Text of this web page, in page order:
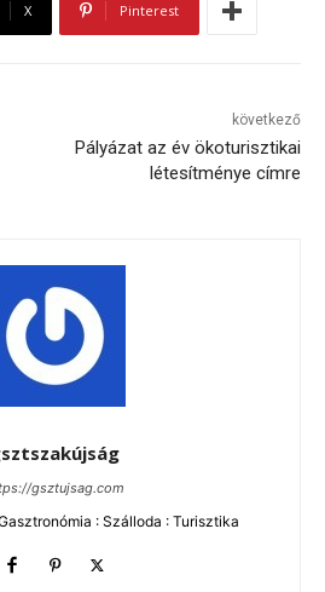
X Pinterest
következő
Pályázat az év ökoturisztikai
létesítménye címre
gsztujsag.com
: Szálloda : Turisztika